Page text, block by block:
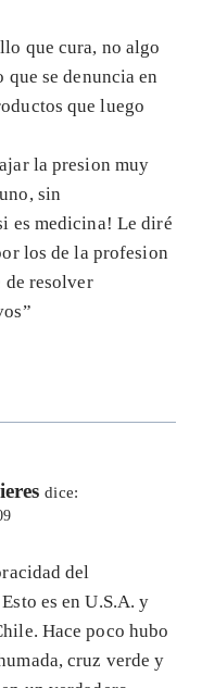
que cura, no algo
que se denuncia en
que luego
la presion muy
sin
es medicina! Le diré
los de la profesion
de resolver
dice:
del
es en U.S.A. y
Hace poco hubo
cruz verde y